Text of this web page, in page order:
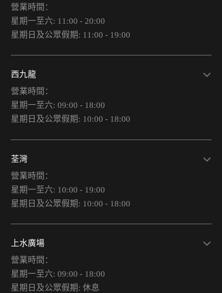
營業時間：
星期一至六: 11:00 - 20:00
星期日及公眾假期: 11:00 - 19:00
西九龍
營業時間：
星期一至六: 09:00 - 18:00
星期日及公眾假期: 10:00 - 18:00
荃灣
營業時間：
星期一至六: 10:00 - 19:00
星期日及公眾假期: 10:00 - 18:00
上水廣場
營業時間：
星期一至六: 09:00 - 18:00
星期日及公眾假期: 休息